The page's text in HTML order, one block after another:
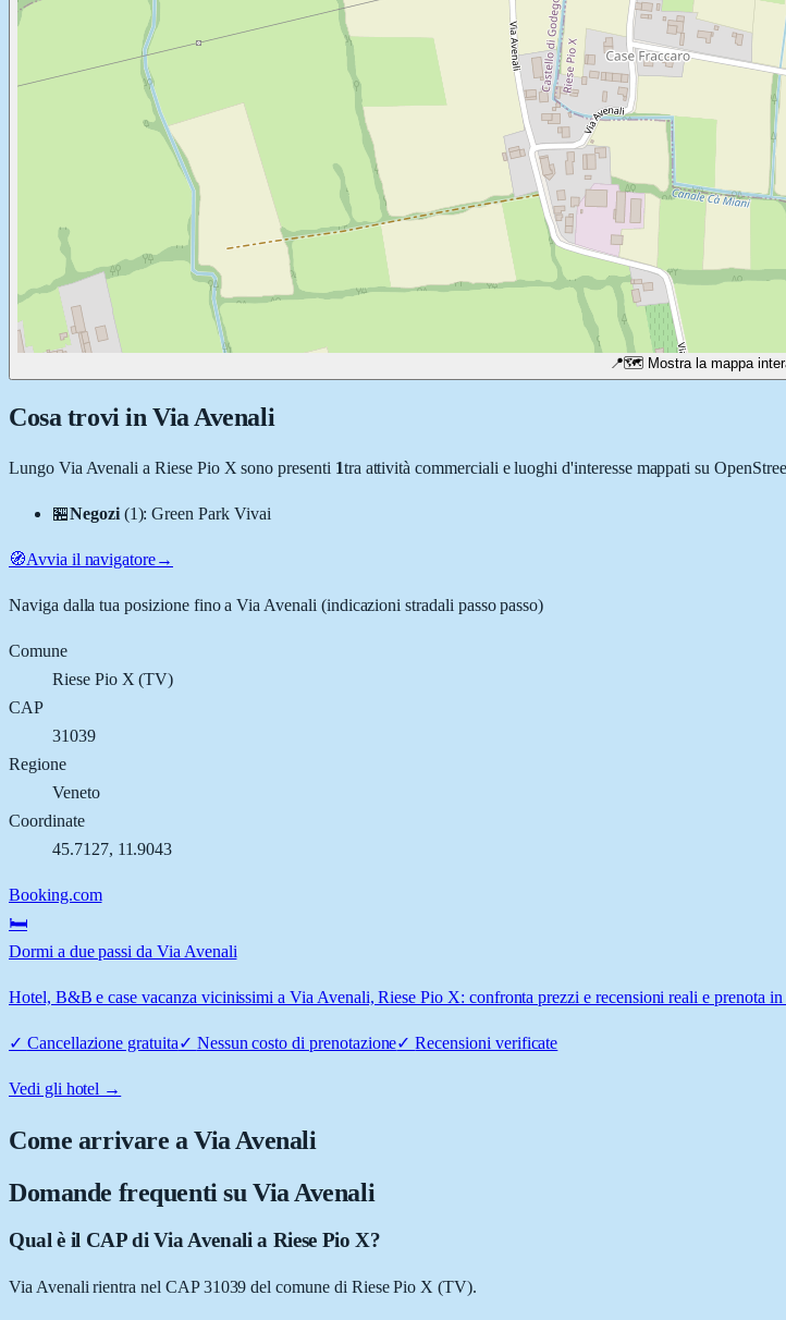
📍🗺️ Mostra la mappa
Cosa trovi in Via Avenali
Lungo Via Avenali aRiese Pio X sono presenti 1tra attività commerciali e luoghi d'interesse mappati su
🏪Negozi (1):Green Park Vivai
🧭Avvia il navigatore→
Naviga dalla tua posizione fino aVia Avenali (indicazioni stradali passo passo)
Comune
Riese Pio X (TV)
CAP
31039
Regione
Veneto
Coordinate
45.7127, 11.9043
Booking.com
🛏️
Dormi a due passi da Via Avenali
Hotel, B&B e case vacanza vicinissimi a Via Avenali, Riese Pio X: confronta prezzi e recensioni reali e prenota
✓ Cancellazione gratuita✓ Nessun costo di prenotazione✓Recensioni verificate
Vedi gli hotel →
Come arrivare aVia Avenali
Domande frequenti su Via Avenali
Qual è il CAP di Via Avenali a Riese Pio X?
Via Avenali rientra nel CAP 31039 del comune di Riese Pio X (TV).